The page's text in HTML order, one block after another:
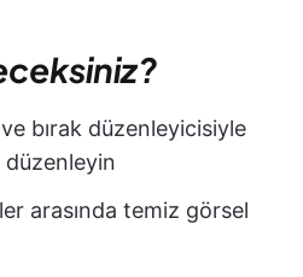
bırak düzenleyicisiyle
düzenleyin
arasında temiz görsel